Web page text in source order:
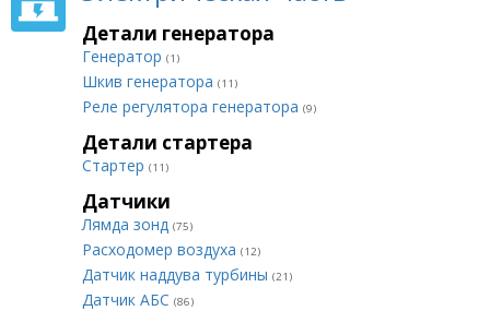
Детали генератора
Генератор (1)
Шкив генератора (11)
Реле регулятора генератора (9)
Детали стартера
Стартер (11)
Датчики
Лямда зонд (75)
Расходомер воздуха (12)
Датчик наддува турбины (21)
Датчик АБС (86)